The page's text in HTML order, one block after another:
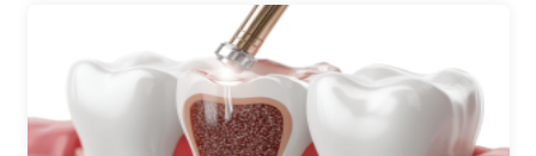
Rehabilitación Oral y Dental